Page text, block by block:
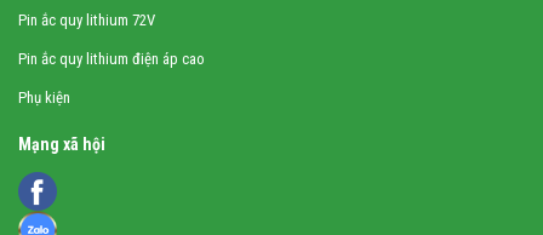
Pin ắc quy lithium 72V
Pin ắc quy lithium điện áp cao
Phụ kiện
Mạng xã hội